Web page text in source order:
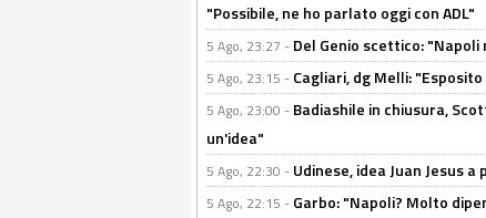
"Possibile, ne ho parlato oggi con ADL"
5 Ago, 23:27 - Del Genio scettico:
5 Ago, 23:15 - Cagliari, dg Melli:
5 Ago, 23:00 - Badiashile in chiusura,
un'idea"
5 Ago, 22:30 - Udinese, idea Juan Jesus
5 Ago, 22:15 - Garbo: "Napoli? Molto